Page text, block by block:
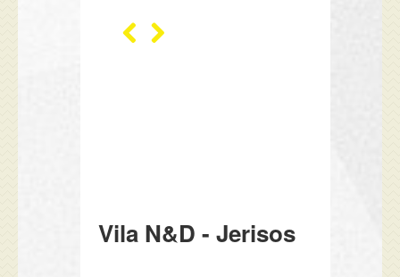
Vila N&D - Jerisos